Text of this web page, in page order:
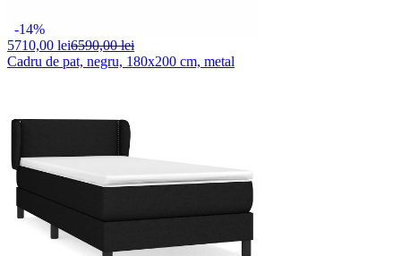
-14%
5710,00 lei6590,00 lei
Cadru de pat, negru, 180x200 cm, metal